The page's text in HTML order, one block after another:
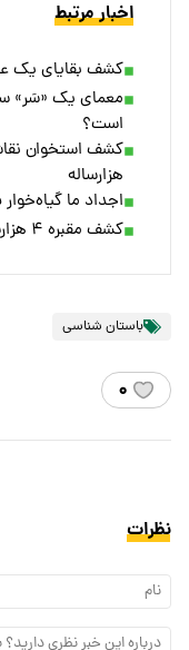
اخبار مرتبط
کشف بقایای یک
معمای یک «سَر»
است؟
هزارساله
اجداد ما
کشف مقبره ۴ هزارسالۀ پزشک سلطنتی فرعون
باستان شناسی
۰
نظرات